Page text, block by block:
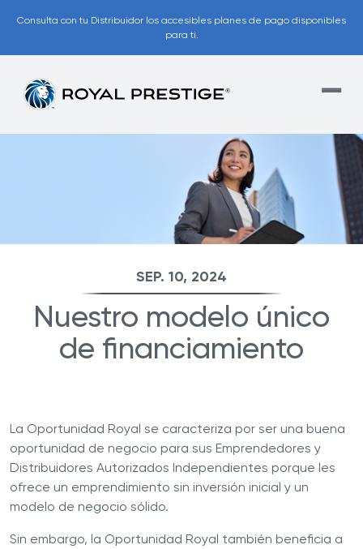
Consulta con tu Distribuidor los accesibles planes de pago disponibles
para ti.
SEP. 10, 2024
Nuestro modelo único
de financiamiento
La Oportunidad Royal se caracteriza por ser una buena
oportunidad de negocio para sus Emprendedores y
Distribuidores Autorizados Independientes porque les
ofrece un emprendimiento sin inversión inicial y un
modelo de negocio sólido.
Sin embargo, la Oportunidad Royal también beneficia a